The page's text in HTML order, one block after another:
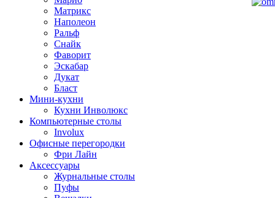
Матрикс
Наполеон
Ральф
Снайк
Фаворит
Эскабар
Дукат
Бласт
Мини-кухни
Кухни Инволюкс
Компьютерные столы
Involux
Офисные перегородки
Фри Лайн
Аксессуары
Журнальные столы
Пуфы